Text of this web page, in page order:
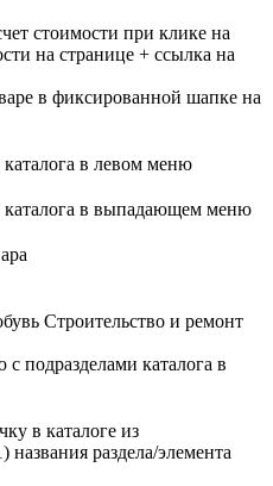
стоимости при клике на
на странице + ссылка на
в фиксированной шапке на
в левом меню
каталога в выпадающем меню
Строительство и ремонт
подразделами каталога в
в каталоге из
названия раздела/элемента